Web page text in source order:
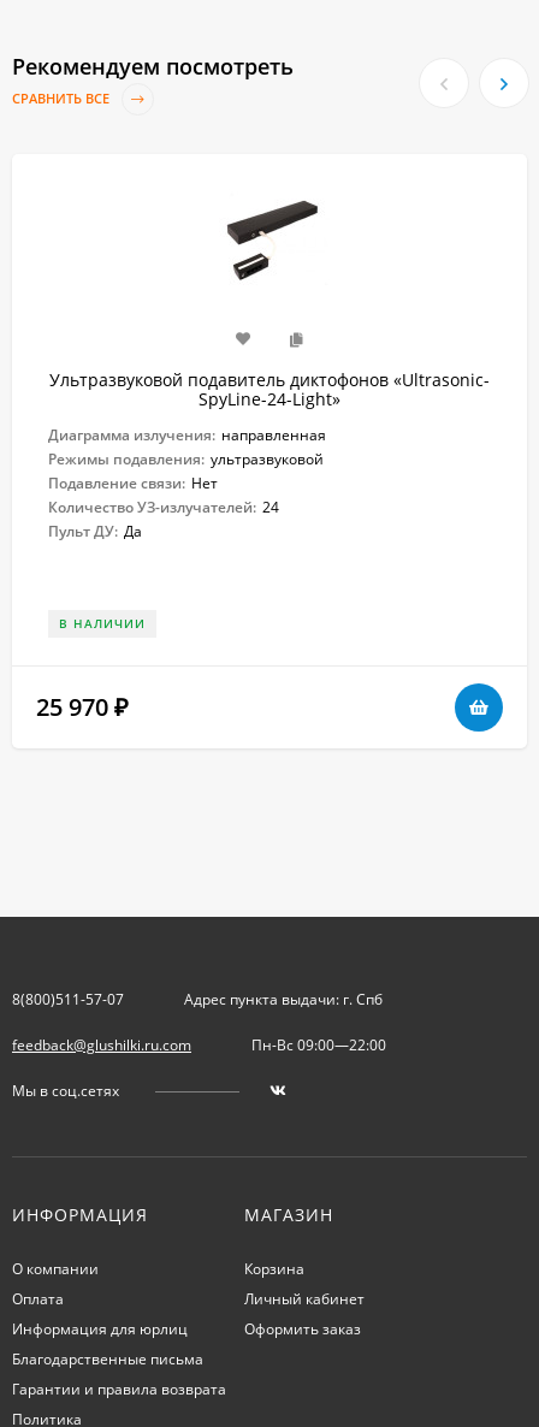
Рекомендуем посмотреть
СРАВНИТЬ ВСЕ
Ультразвуковой подавитель диктофонов «Ultrasonic-
SpyLine-24-Light»
Диаграмма излучения: направленная
Режимы подавления: ультразвуковой
Подавление связи: Нет
Количество УЗ-излучателей: 24
Пульт ДУ: Да
В НАЛИЧИИ
25 970 ₽
8(800)511-57-07 Адрес пункта выдачи: г. Спб
feedback@glushilki.ru.com Пн-Вс 09:00—22:00
Мы в соц.сетях
ИНФОРМАЦИЯ
О компании
Оплата
Информация для юрлиц
Благодарственные письма
Гарантии и правила возврата
Политика
МАГАЗИН
Корзина
Личный кабинет
Оформить заказ